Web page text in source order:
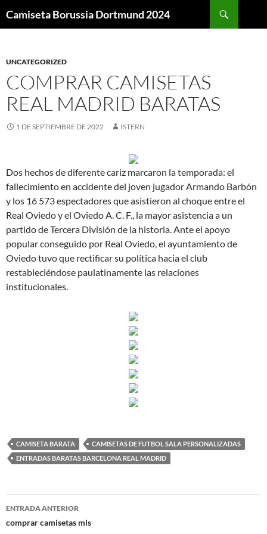
Camiseta Borussia Dortmund 2024
UNCATEGORIZED
COMPRAR CAMISETAS
REAL MADRID BARATAS
1 DE SEPTIEMBRE DE 2022 ISTERN
Dos hechos de diferente cariz marcaron la temporada: el
fallecimiento en accidente del joven jugador Armando Barbón
y los 16 573 espectadores que asistieron al choque entre el
Real Oviedo y el Oviedo A. C. F., la mayor asistencia a un
partido de Tercera División de la historia. Ante el apoyo
popular conseguido por Real Oviedo, el ayuntamiento de
Oviedo tuvo que rectificar su política hacia el club
restableciéndose paulatinamente las relaciones
institucionales.
CAMISETA BARATA
CAMISETAS DE FUTBOL SALA PERSONALIZADAS
ENTRADAS BARATAS BARCELONA REAL MADRID
Navegación
de
ENTRADA ANTERIOR
comprar camisetas mls